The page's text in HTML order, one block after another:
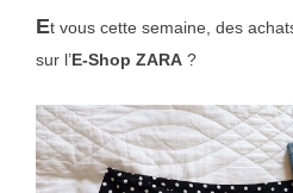
Et vous cette semaine, des
sur l’E-Shop ZARA ?